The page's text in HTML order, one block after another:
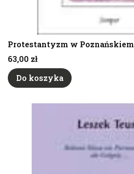
Protestantyzm w Poznańskiem
Cena
63,00 zł
Do koszyka